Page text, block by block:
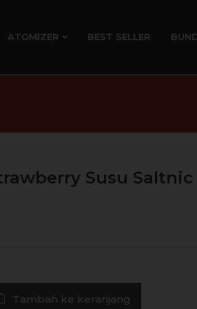
ATOMIZER BEST SELLER
Susu Saltnic
Tambah ke keranjang